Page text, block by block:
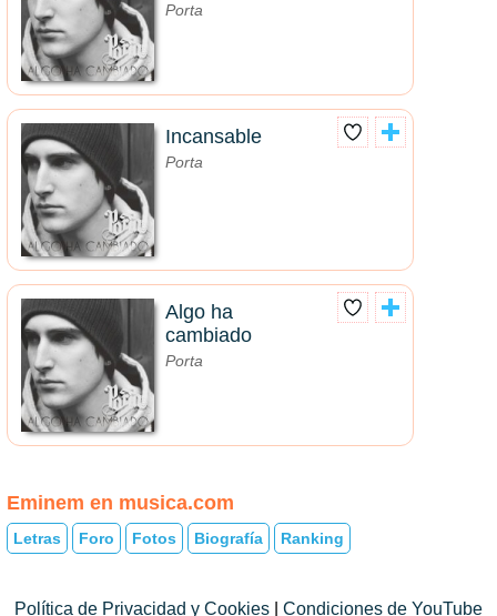
Porta
Incansable
Porta
Algo ha
cambiado
Porta
Eminem en musica.com
Letras Foro Fotos Biografía Ranking
Política de Privacidad y Cookies Condiciones de YouTube